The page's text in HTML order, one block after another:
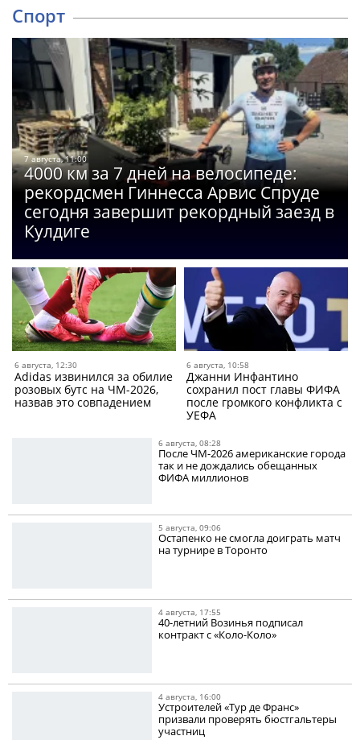
Спорт
7 августа, 11:00
4000 км за 7 дней на велосипеде:
рекордсмен Гиннесса Арвис Спруде
сегодня завершит рекордный заезд в
Кулдиге
6 августа, 12:30
Adidas извинился за обилие
розовых бутс на ЧМ-2026,
назвав это совпадением
6 августа, 10:58
Джанни Инфантино
сохранил пост главы ФИФА
после громкого конфликта с
УЕФА
6 августа, 08:28
После ЧМ-2026 американские города
так и не дождались обещанных
ФИФА миллионов
5 августа, 09:06
Остапенко не смогла доиграть матч
на турнире в Торонто
4 августа, 17:55
40-летний Возинья подписал
контракт с «Коло-Коло»
4 августа, 16:00
Устроителей «Тур де Франс»
призвали проверять бюстгальтеры
участниц